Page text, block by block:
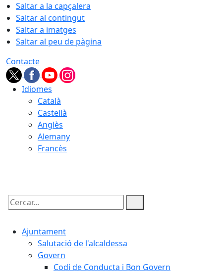
Saltar a la capçalera
Saltar al contingut
Saltar a imatges
Saltar al peu de pàgina
Contacte
Idiomes
Català
Castellà
Anglès
Alemany
Francès
Cercar:
Ajuntament
Salutació de l'alcaldessa
Govern
Codi de Conducta i Bon Govern